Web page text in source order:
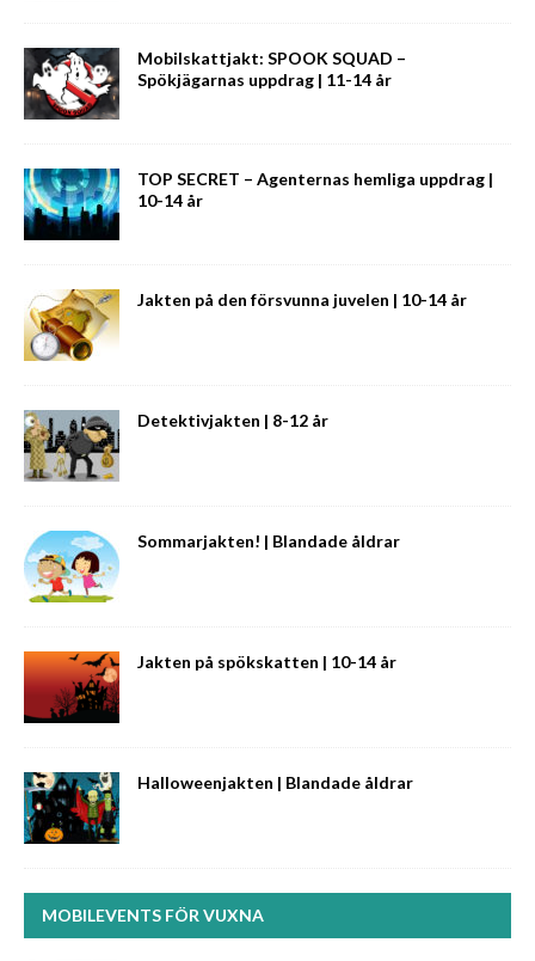
Mobilskattjakt: SPOOK SQUAD –
Spökjägarnas uppdrag | 11-14 år
TOP SECRET – Agenternas hemliga uppdrag |
10-14 år
Jakten på den försvunna juvelen | 10-14 år
Detektivjakten | 8-12 år
Sommarjakten! | Blandade åldrar
Jakten på spökskatten | 10-14 år
Halloweenjakten | Blandade åldrar
MOBILEVENTS FÖR VUXNA